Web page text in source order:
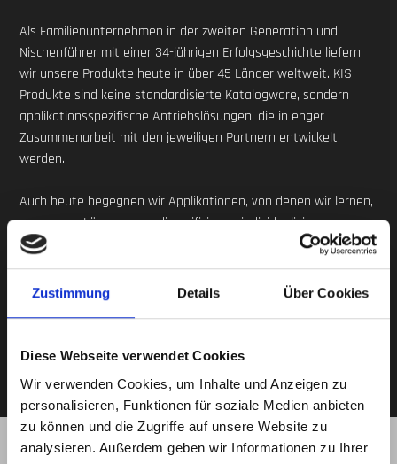
Zustimmung Details Über Cookies
Diese Webseite verwendet Cookies
Wir verwenden Cookies, um Inhalte und Anzeigen zu
personalisieren, Funktionen für soziale Medien anbieten
zu können und die Zugriffe auf unsere Website zu
analysieren. Außerdem geben wir Informationen zu Ihrer
Als Familienunternehmen in der zweiten Generation und
Nischenführer mit einer 34-jährigen Erfolgsgeschichte liefern
wir unsere Produkte heute in über 45 Länder weltweit. KIS-
Produkte sind keine standardisierte Katalogware, sondern
applikationsspezifische Antriebslösungen, die in enger
Zusammenarbeit mit den jeweiligen Partnern entwickelt
werden.
Auch heute begegnen wir Applikationen, von denen wir lernen,
um unsere Lösungen zu diversifizieren, individualisieren und
schlussendlich zu optimieren. Die Basis hierfür ist eine
detaillierte Verifizierung und Validierung der Produkt- bzw.
Systemeigenschaft mithilfe eines strukturierten Prototyping-
bzw. Erstmuster-Prozesses.